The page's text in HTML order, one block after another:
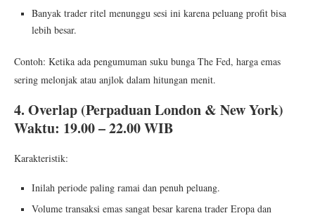
Banyak trader ritel menunggu sesi ini karena peluang profit bisa
lebih besar.
Contoh: Ketika ada pengumuman suku bunga The Fed, harga emas
sering melonjak atau anjlok dalam hitungan menit.
4. Overlap (Perpaduan London & New York)
Waktu: 19.00 – 22.00 WIB
Karakteristik:
Inilah periode paling ramai dan penuh peluang.
Volume transaksi emas sangat besar karena trader Eropa dan